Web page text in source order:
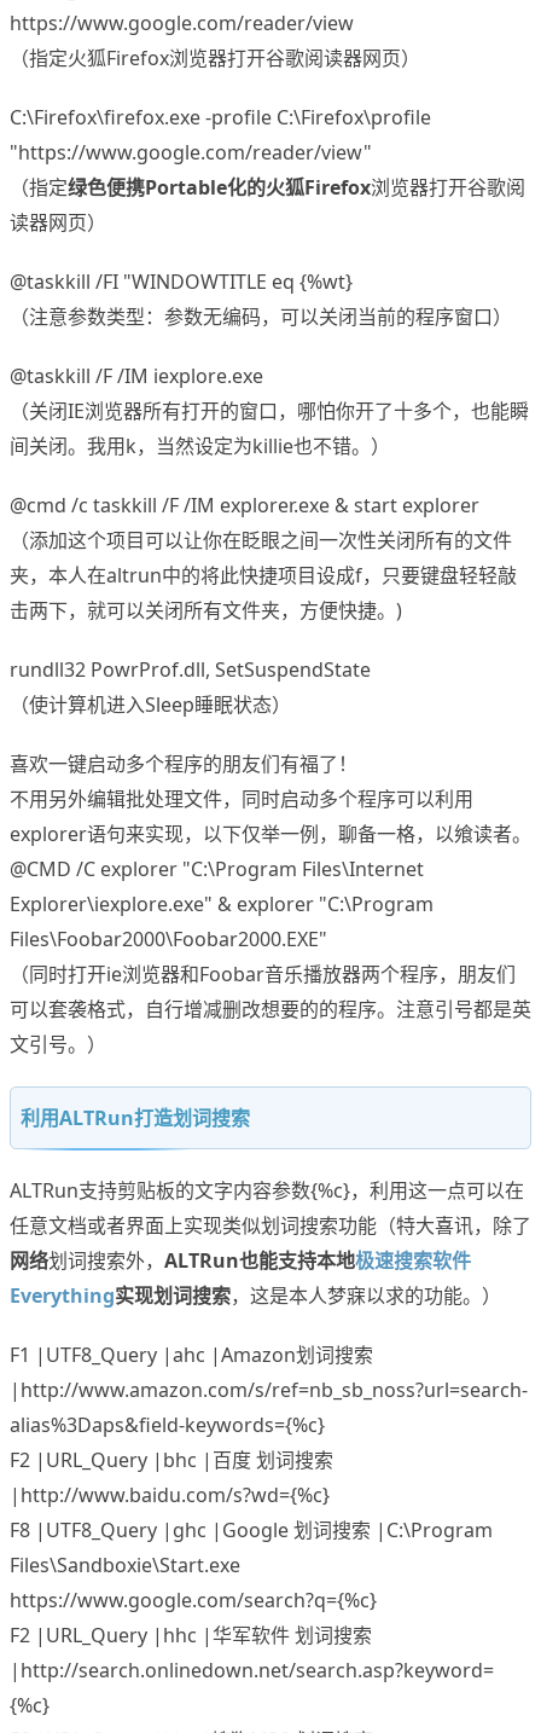
https://www.google.com/reader/view
（指定火狐Firefox浏览器打开谷歌阅读器网页）
C:\Firefox\firefox.exe -profile C:\Firefox\profile
"https://www.google.com/reader/view"
（指定绿色便携Portable化的火狐Firefox浏览器打开谷歌阅
读器网页）
@taskkill /FI "WINDOWTITLE eq {%wt}
（注意参数类型：参数无编码，可以关闭当前的程序窗口）
@taskkill /F /IM iexplore.exe
（关闭IE浏览器所有打开的窗口，哪怕你开了十多个，也能瞬
间关闭。我用k，当然设定为killie也不错。）
@cmd /c taskkill /F /IM explorer.exe & start explorer
（添加这个项目可以让你在眨眼之间一次性关闭所有的文件
夹，本人在altrun中的将此快捷项目设成f，只要键盘轻轻敲
击两下，就可以关闭所有文件夹，方便快捷。)
rundll32 PowrProf.dll, SetSuspendState
（使计算机进入Sleep睡眠状态）
喜欢一键启动多个程序的朋友们有福了！
不用另外编辑批处理文件，同时启动多个程序可以利用
explorer语句来实现，以下仅举一例，聊备一格，以飨读者。
@CMD /C explorer "C:\Program Files\Internet
Explorer\iexplore.exe" & explorer "C:\Program
Files\Foobar2000\Foobar2000.EXE"
（同时打开ie浏览器和Foobar音乐播放器两个程序，朋友们
可以套袭格式，自行增减删改想要的的程序。注意引号都是英
文引号。）
利用ALTRun打造划词搜索
ALTRun支持剪贴板的文字内容参数{%c}，利用这一点可以在
任意文档或者界面上实现类似划词搜索功能（特大喜讯，除了
网络划词搜索外， ALTRun也能支持本地极速搜索软件
Everything实现划词搜索，这是本人梦寐以求的功能。）
F1 |UTF8_Query |ahc |Amazon划词搜索
|http://www.amazon.com/s/ref=nb_sb_noss?url=search-
alias%3Daps&field-keywords={%c}
F2 |URL_Query |bhc |百度 划词搜索
|http://www.baidu.com/s?wd={%c}
F8 |UTF8_Query |ghc |Google 划词搜索 |C:\Program
Files\Sandboxie\Start.exe
https://www.google.com/search?q={%c}
F2 |URL_Query |hhc |华军软件 划词搜索
|http://search.onlinedown.net/search.asp?keyword=
{%c}